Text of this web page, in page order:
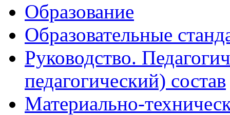
Образование
Образовательные
Руководство.
педагогический) состав
Материально-